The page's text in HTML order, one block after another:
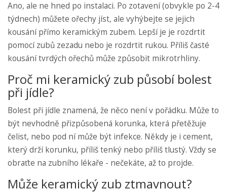
Ano, ale ne hned po instalaci. Po zotavení (obvykle po 2-4
týdnech) můžete ořechy jíst, ale vyhýbejte se jejich
kousání přímo keramickým zubem. Lepší je je rozdrtit
pomocí zubů zezadu nebo je rozdrtit rukou. Příliš časté
kousání tvrdých ořechů může způsobit mikrotrhliny.
Proč mi keramický zub působí bolest
při jídle?
Bolest při jídle znamená, že něco není v pořádku. Může to
být nevhodně přizpůsobená korunka, která přetěžuje
čelist, nebo pod ní může být infekce. Někdy je i cement,
který drží korunku, příliš tenký nebo příliš tlustý. Vždy se
obraťte na zubního lékaře - nečekáte, až to projde.
Může keramický zub ztmavnout?